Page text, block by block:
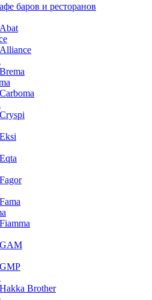
баров и ресторанов
Brother